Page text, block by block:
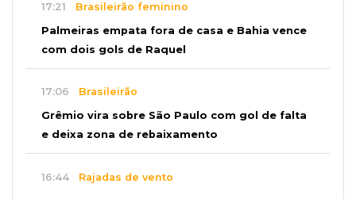
17:21 Brasileirão feminino
Palmeiras empata fora de casa e Bahia vence
com dois gols de Raquel
17:06 Brasileirão
Grêmio vira sobre São Paulo com gol de falta
e deixa zona de rebaixamento
16:44 Rajadas de vento